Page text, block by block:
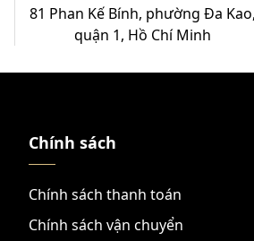
81 Phan Kế Bính, phường Đa Kao,
quận 1, Hồ Chí Minh
Chính sách
Chính sách thanh toán
Chính sách vận chuyển